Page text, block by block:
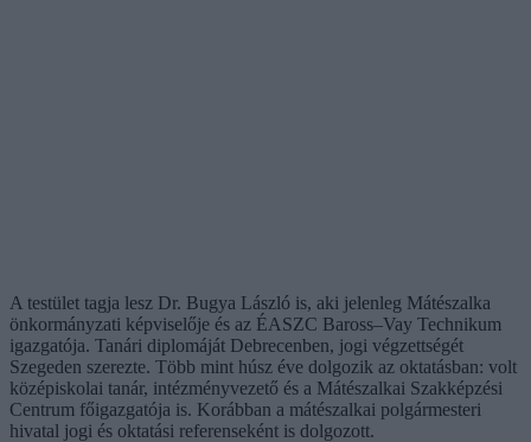
A testület tagja lesz Dr. Bugya László is, aki jelenleg Mátészalka
önkormányzati képviselője és az ÉASZC Baross–Vay Technikum
igazgatója. Tanári diplomáját Debrecenben, jogi végzettségét
Szegeden szerezte. Több mint húsz éve dolgozik az oktatásban: volt
középiskolai tanár, intézményvezető és a Mátészalkai Szakképzési
Centrum főigazgatója is. Korábban a mátészalkai polgármesteri
hivatal jogi és oktatási referenseként is dolgozott.